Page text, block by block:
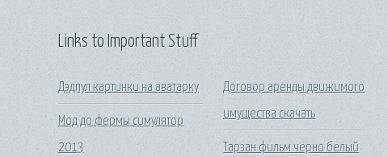
Links to Important Stuff
Дэдпул картинки на аватарку
Мод до фермы симулятор
2013
Договор аренды движимого
имущества скачать
Тарзан фильм черно белый